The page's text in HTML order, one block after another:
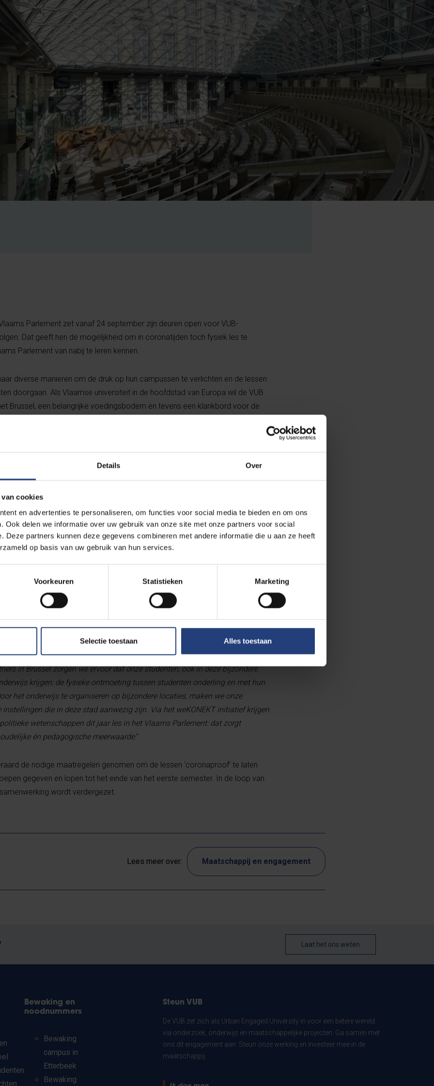
Details Over
van cookies
en advertenties te personaliseren, om functies voor social media te bieden en om ons
Ook delen we informatie over uw gebruik van onze site met onze partners voor social
Deze partners kunnen deze gegevens combineren met andere informatie die u aan ze heeft
op basis van uw gebruik van hun services.
Voorkeuren Statistieken Marketing
Selectie toestaan Alles toestaan
Parlement zet vanaf 24 september zijn deuren open voor VUB-
Dat geeft hen de mogelijkheid om in coronatijden toch fysiek les te
Parlement van nabij te leren kennen.
diverse manieren om de druk op hun campussen te verlichten en de lessen
doorgaan. Als Vlaamse universiteit in de hoofdstad van Europa wil de VUB
Brussel, een belangrijke voedingsbodem en tevens een klankbord voor de
rector Caroline Pauwels aan het Vlaams Parlement sommige lessen in de
bij de start in 1995 voor gekozen om een open huis te zijn voor alle
De glazen koepel staat daarvoor symbool. Het is voor ons dan ook
antwoordde op de vraag van VUB-rector Caroline Pauwels. Het Vlaams
zijn democratische rol voluit blijven opnemen, maar we vinden het ook
in het plan om de banden met instellingen in Brussel nauwer aan te halen en
in Brussel zorgen we ervoor dat onze studenten, ook in deze bijzondere
krijgen: de fysieke ontmoeting tussen studenten onderling en met hun
het onderwijs te organiseren op bijzondere locaties, maken we onze
die in deze stad aanwezig zijn. Via het weKONEKT initiatief krijgen
wetenschappen dit jaar les in het Vlaams Parlement: dat zorgt
én pedagogische meerwaarde."
de nodige maatregelen genomen om de lessen ‘coronaproof’ te laten
gegeven en lopen tot het einde van het eerste semester. In de loop van
wordt verdergezet.
Lees meer over: Maatschappij en engagement
Laat het ons weten
Bewaking en
noodnummers
Bewaking
campus in
Etterbeek
Bewaking
Steun VUB
De VUB zet zich als Urban Engaged University in voor een betere wereld
via onderzoek, onderwijs en maatschappelijke projecten. Ga samen met
ons dit engagement aan. Steun onze werking en investeer mee in de
maatschappij.